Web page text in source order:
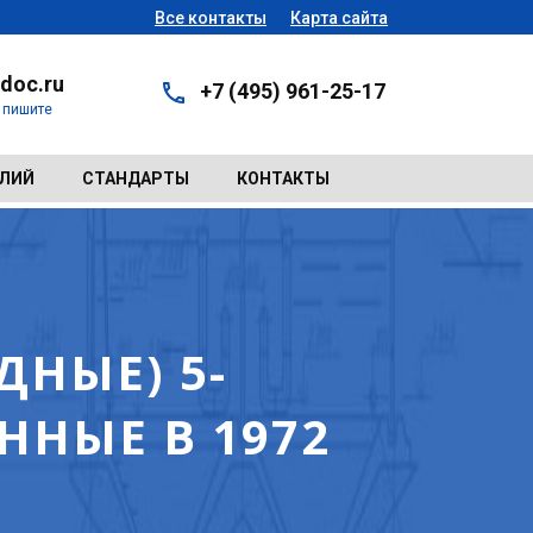
Все контакты Карта сайта
+7 (495) 961-25-17
СТАНДАРТЫ КОНТАКТЫ
5-
В 1972